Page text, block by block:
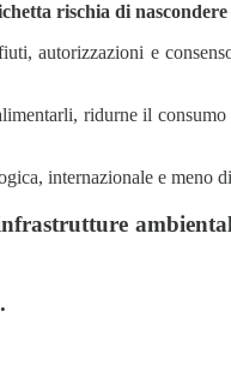
rischia di
autorizzazioni e
ridurne il
internazionale e meno